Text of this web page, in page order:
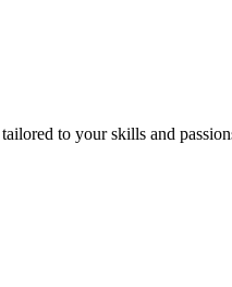
to your skills and